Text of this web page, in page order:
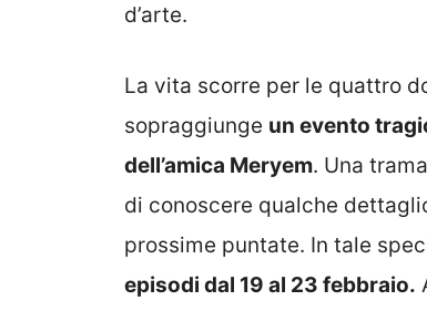
d’arte.
La vita scorre per le quattro
sopraggiunge un evento
dell’amica Meryem. Una
di conoscere qualche
prossime puntate. In tale
episodi dal 19 al 23 febbraio.